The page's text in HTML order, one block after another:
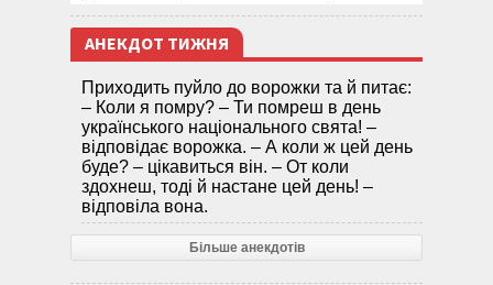
АНЕКДОТ ТИЖНЯ
Приходить пуйло до ворожки та й питає:
– Коли я помру? – Ти помреш в день
українського національного свята! –
відповідає ворожка. – А коли ж цей день
буде? – цікавиться він. – От коли
здохнеш, тоді й настане цей день! –
відповіла вона.
Більше анекдотів